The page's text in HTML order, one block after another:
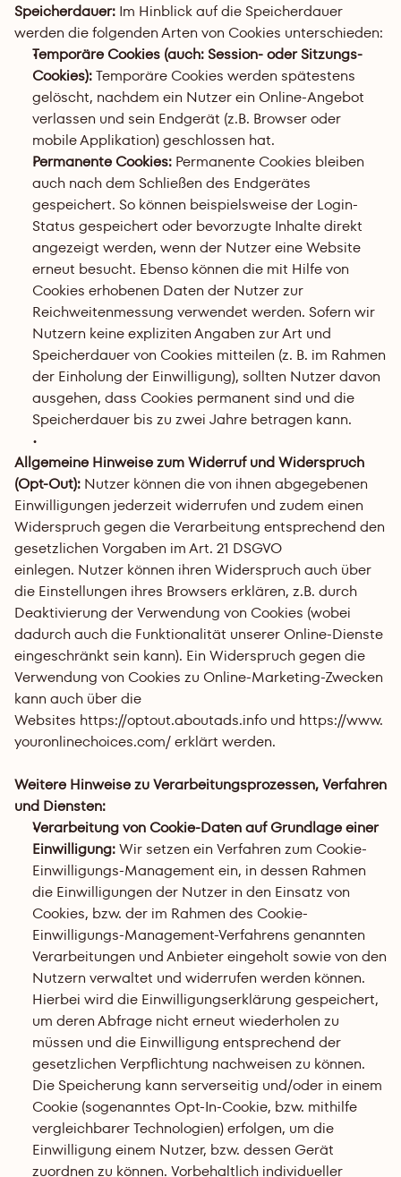
Speicherdauer: Im Hinblick auf die Speicherdauer
werden die folgenden Arten von Cookies unterschieden:
Temporäre Cookies (auch: Session- oder Sitzungs-
Cookies): Temporäre Cookies werden spätestens
gelöscht, nachdem ein Nutzer ein Online-Angebot
verlassen und sein Endgerät (z.B. Browser oder
mobile Applikation) geschlossen hat.
Permanente Cookies: Permanente Cookies bleiben
auch nach dem Schließen des Endgerätes
gespeichert. So können beispielsweise der Login-
Status gespeichert oder bevorzugte Inhalte direkt
angezeigt werden, wenn der Nutzer eine Website
erneut besucht. Ebenso können die mit Hilfe von
Cookies erhobenen Daten der Nutzer zur
Reichweitenmessung verwendet werden. Sofern wir
Nutzern keine expliziten Angaben zur Art und
Speicherdauer von Cookies mitteilen (z. B. im Rahmen
der Einholung der Einwilligung), sollten Nutzer davon
ausgehen, dass Cookies permanent sind und die
Speicherdauer bis zu zwei Jahre betragen kann.
Allgemeine Hinweise zum Widerruf und Widerspruch
(Opt-Out): Nutzer können die von ihnen abgegebenen
Einwilligungen jederzeit widerrufen und zudem einen
Widerspruch gegen die Verarbeitung entsprechend den
gesetzlichen Vorgaben im Art. 21 DSGVO
einlegen. Nutzer können ihren Widerspruch auch über
die Einstellungen ihres Browsers erklären, z.B. durch
Deaktivierung der Verwendung von Cookies (wobei
dadurch auch die Funktionalität unserer Online-Dienste
eingeschränkt sein kann). Ein Widerspruch gegen die
Verwendung von Cookies zu Online-Marketing-Zwecken
kann auch über die
Websites https://optout.aboutads.info und https://www.
youronlinechoices.com/ erklärt werden.
Weitere Hinweise zu Verarbeitungsprozessen, Verfahren
und Diensten:
Verarbeitung von Cookie-Daten auf Grundlage einer
Einwilligung: Wir setzen ein Verfahren zum Cookie-
Einwilligungs-Management ein, in dessen Rahmen
die Einwilligungen der Nutzer in den Einsatz von
Cookies, bzw. der im Rahmen des Cookie-
Einwilligungs-Management-Verfahrens genannten
Verarbeitungen und Anbieter eingeholt sowie von den
Nutzern verwaltet und widerrufen werden können.
Hierbei wird die Einwilligungserklärung gespeichert,
um deren Abfrage nicht erneut wiederholen zu
müssen und die Einwilligung entsprechend der
gesetzlichen Verpflichtung nachweisen zu können.
Die Speicherung kann serverseitig und/oder in einem
Cookie (sogenanntes Opt-In-Cookie, bzw. mithilfe
vergleichbarer Technologien) erfolgen, um die
Einwilligung einem Nutzer, bzw. dessen Gerät
zuordnen zu können. Vorbehaltlich individueller